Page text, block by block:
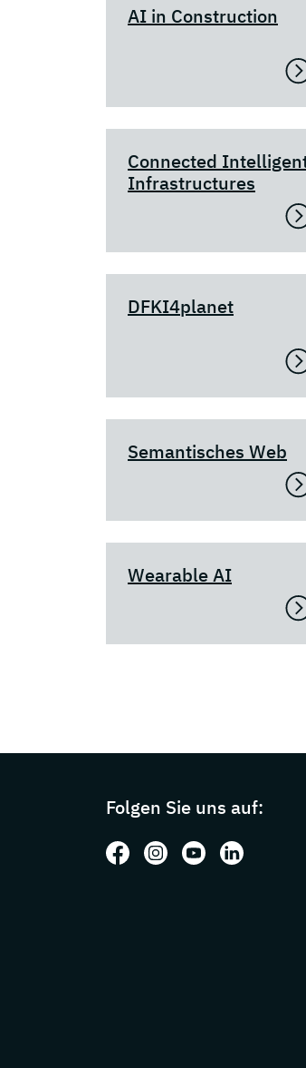
AI in Construction
Connected
Infrastructures
DFKI4planet
Semantisches Web
Wearable AI
Folgen Sie uns auf:
Folgen Sie uns auf:
Folgen Sie uns
Folgen Sie
Folgen